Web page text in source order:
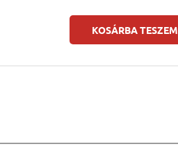
KOSÁRBA TESZEM